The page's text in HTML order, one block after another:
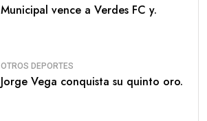
Municipal vence a Verdes FC y.
OTROS DEPORTES
Jorge Vega conquista su quinto oro.